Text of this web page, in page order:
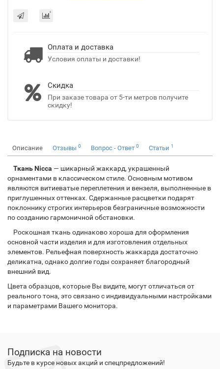
Оплата и доставка
Условия оплаты и доставки!
Скидка
При заказе товара от 5-ти метров получите
скидку!
Описание Отзывы 0 Вопрос - Ответ 0 Статьи 1
Ткань Nicca — шикарный жаккард, украшенный
орнаментами в классическом стиле. Основным мотивом
являются витиеватые переплетения и вензеля, выполненные в
приглушенных оттенках. Сдержанные расцветки подарят
поклоннику строгих интерьеров безграничные возможности
по созданию гармоничной обстановки.
Роскошная ткань одинаково хороша для оформления
основной части изделия и для изготовления отдельных
элементов. Рельефная поверхность жаккарда достаточно
деликатна, однако долгие годы сохраняет благородный
внешний вид.
Цвета образцов, которые Вы видите, могут отличаться от
реального тона, это связано с индивидуальными настройками
и параметрами Вашего монитора.
Подписка на новости
Будьте в курсе новых акций и спецпредложений!